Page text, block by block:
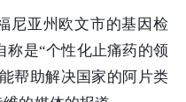
尼亚州欧文市的基因检
称是“个性化止痛药的领
帮助解决国家的阿片类